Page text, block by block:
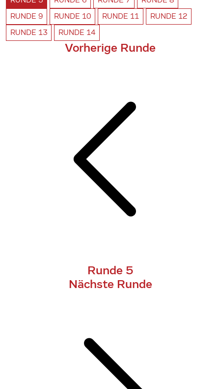
RUNDE 9 RUNDE 10 RUNDE 11 RUNDE 12
RUNDE 13 RUNDE 14
Vorherige Runde
Runde 5
Nächste Runde